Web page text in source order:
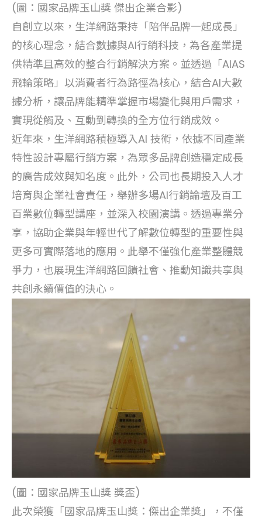
(圖：國家品牌玉山獎 傑出企業合影)
自創立以來，生洋網路秉持「陪伴品牌一起成長」
的核心理念，結合數據與AI行銷科技，為各產業提
供精準且高效的整合行銷解決方案。並透過「AIAS
飛輪策略」以消費者行為路徑為核心，結合AI大數
據分析，讓品牌能精準掌握市場變化與用戶需求，
實現從觸及、互動到轉換的全方位行銷成效。
近年來，生洋網路積極導入AI 技術，依據不同產業
特性設計專屬行銷方案，為眾多品牌創造穩定成長
的廣告成效與知名度。此外，公司也長期投入人才
培育與企業社會責任，舉辦多場AI行銷論壇及百工
百業數位轉型講座，並深入校園演講。透過專業分
享，協助企業與年輕世代了解數位轉型的重要性與
更多可實際落地的應用。此舉不僅強化產業整體競
爭力，也展現生洋網路回饋社會、推動知識共享與
共創永續價值的決心。
(圖：國家品牌玉山獎 獎盃)
此次榮獲「國家品牌玉山獎：傑出企業獎」，不僅